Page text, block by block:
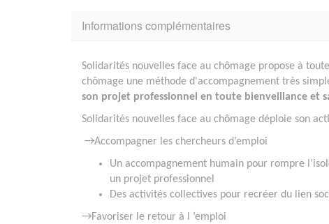
Informations complémentaires
Solidarités nouvelles face au chômage propose à
chômage une méthode d'accompagnement très
son projet professionnel en toute bienveillance et
Solidarités nouvelles face au chômage déploie son
→Accompagner les chercheurs d’emploi
Un accompagnement humain pour rompre
un projet professionnel
Des activités collectives pour recréer du lien
→Favoriser le retour à l ’emploi